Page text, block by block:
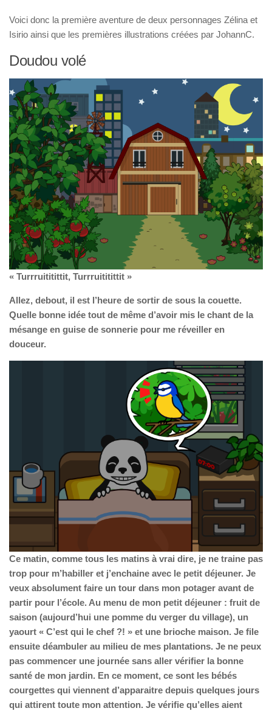
Voici donc la première aventure de deux personnages Zélina et
Isirio ainsi que les premières illustrations créées par JohannC.
Doudou volé
« Turrruititittit, Turrruititittit »
Allez, debout, il est l’heure de sortir de sous la couette.
Quelle bonne idée tout de même d’avoir mis le chant de la
mésange en guise de sonnerie pour me réveiller en
douceur.
Ce matin, comme tous les matins à vrai dire, je ne traine pas
trop pour m’habiller et j’enchaine avec le petit déjeuner. Je
veux absolument faire un tour dans mon potager avant de
partir pour l’école. Au menu de mon petit déjeuner : fruit de
saison (aujourd’hui une pomme du verger du village), un
yaourt « C’est qui le chef ?! » et une brioche maison. Je file
ensuite déambuler au milieu de mes plantations. Je ne peux
pas commencer une journée sans aller vérifier la bonne
santé de mon jardin. En ce moment, ce sont les bébés
courgettes qui viennent d’apparaitre depuis quelques jours
qui attirent toute mon attention. Je vérifie qu’elles aient